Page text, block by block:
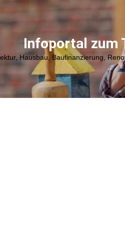
Infoportal zum
Hausbau, Baufinanzierung,